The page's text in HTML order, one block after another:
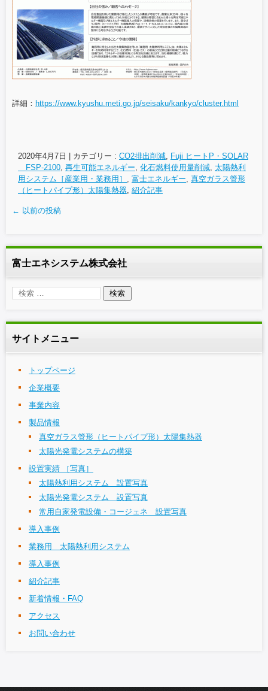
詳細： https://www.kyushu.meti.go.jp/seisaku/kankyo/cluster.html
2020年4月7日 カテゴリー : CO2排出削減, Fuji ヒートP・SOLAR
FSP-2100, 再生可能エネルギー, 化石燃料使用量削減, 太陽熱利
用システム［産業用・業務用］ , 富士エネルギー, 真空ガラス管形
（ヒートパイプ形）太陽集熱器, 紹介記事
← 以前の投稿
富士エネシステム株式会社
サイトメニュー
トップページ
企業概要
事業内容
製品情報
真空ガラス管形（ヒートパイプ形）太陽集熱器
太陽光発電システムの構築
設置実績 ［写真］
太陽熱利用システム 設置写真
太陽光発電システム 設置写真
常用自家発電設備・コージェネ 設置写真
導入事例
業務用 太陽熱利用システム
導入事例
紹介記事
新着情報・FAQ
アクセス
お問い合わせ